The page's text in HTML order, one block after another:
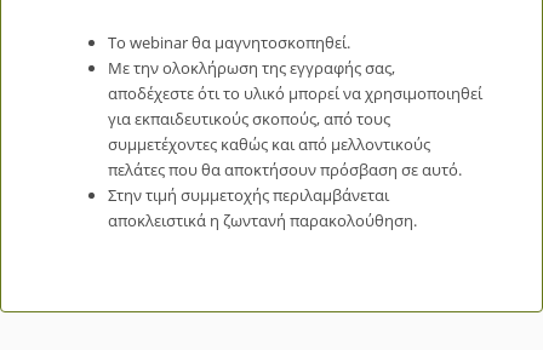
Το webinar θα μαγνητοσκοπηθεί.
Με την ολοκλήρωση της εγγραφής σας,
αποδέχεστε ότι το υλικό μπορεί να χρησιμοποιηθεί
για εκπαιδευτικούς σκοπούς, από τους
συμμετέχοντες καθώς και από μελλοντικούς
πελάτες που θα αποκτήσουν πρόσβαση σε αυτό.
Στην τιμή συμμετοχής περιλαμβάνεται
αποκλειστικά η ζωντανή παρακολούθηση.